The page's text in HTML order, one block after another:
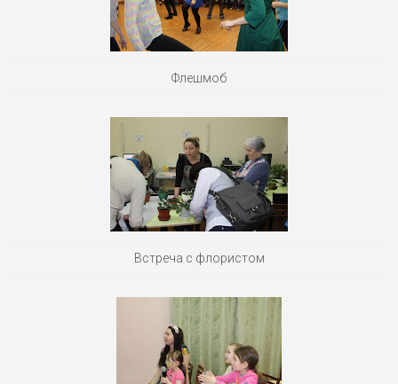
Флешмоб
Встреча с флористом